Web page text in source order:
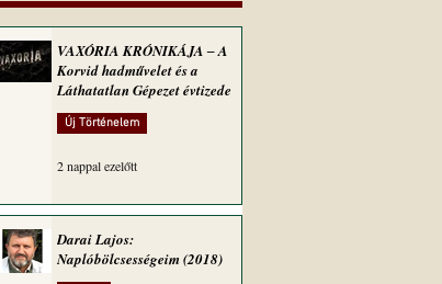
VAXÓRIA KRÓNIKÁJA ‒ A
Korvid hadművelet és a
Láthatatlan Gépezet évtizede
Új Történelem
2 nappal ezelőtt
Darai Lajos:
Naplóbölcsességeim (2018)